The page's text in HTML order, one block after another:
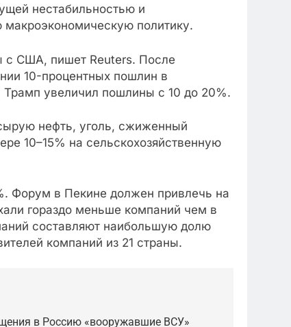
нестабильностью и
макроэкономическую политику.
с США, пишет Reuters. После
10-процентных пошлин в
Трамп увеличил пошлины с 10 до 20%.
нефть, уголь, сжиженный
10–15% на сельскохозяйственную
Форум в Пекине должен привлечь на
гораздо меньше компаний чем в
составляют наибольшую долю
компаний из 21 страны.
в Россию «вооружавшие ВСУ»